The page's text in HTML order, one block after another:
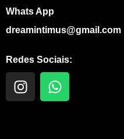
Whats App
dreamintimus@gmail.com
Redes Sociais:
I
n
W
h